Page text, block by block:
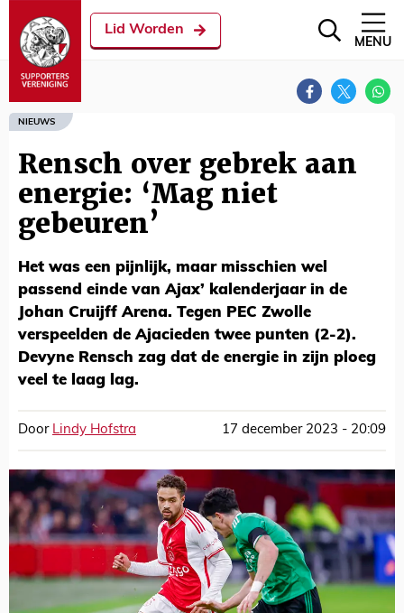
Lid Worden
MENU
NIEUWS
Rensch over gebrek aan
energie: ‘Mag niet
gebeuren’
Het was een pijnlijk, maar misschien wel
passend einde van Ajax’ kalenderjaar in de
Johan Cruijff Arena. Tegen PEC Zwolle
verspeelden de Ajacieden twee punten (2-2).
Devyne Rensch zag dat de energie in zijn ploeg
veel te laag lag.
Door Lindy Hofstra 17 december 2023 - 20:09